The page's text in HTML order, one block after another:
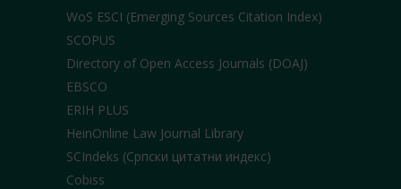
WoS ESCI (Emerging Sources Citation Index)
SCOPUS
Directory of Open Access Journals (DOAJ)
EBSCO
ERIH PLUS
HeinOnline Law Journal Library
SCIndeks (Српски цитатни индекс)
Cobiss